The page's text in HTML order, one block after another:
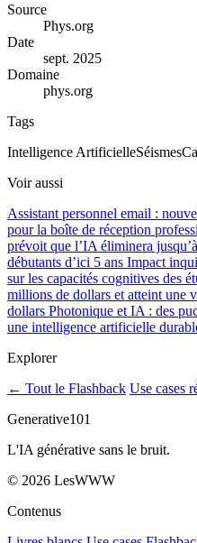
Source
Phys.org
Date
sept. 2025
Domaine
phys.org
Tags
Intelligence ArtificielleSéismes
Voir aussi
Assistant personnel email :
pour la boîte de réception
prévoit que l’IA éliminera
débutants d’ici 5 ans Impact
sur les capacités cognitives des
millions de dollars et atteint une
dollars Photonique et IA : des
une intelligence artificielle
Explorer
← Tout le Flashback Use cases
Generative101
L'IA générative sans le bruit.
© 2026 LesWWW
Contenus